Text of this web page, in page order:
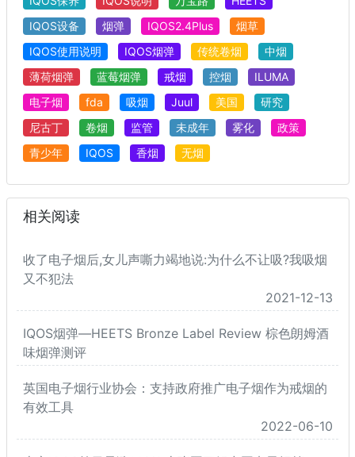
IQOS设备
烟弹 IQOS2.4Plus
烟草
IQOS使用说明
IQOS烟弹 传统卷烟
中烟
薄荷烟弹
蓝莓烟弹 戒烟 控烟
ILUMA
电子烟
fda 吸烟 Juul 美国
研究
尼古丁
卷烟 监管 未成年 雾化
政策
青少年
IQOS 香烟 无烟
相关阅读
收了电子烟后,女儿声嘶力竭地说:为什么不让吸?我吸烟
又不犯法
2021-12-13
IQOS烟弹—HEETS Bronze Label Review 棕色朗姆酒
味烟弹测评
英国电子烟行业协会：支持政府推广电子烟作为戒烟的
有效工具
2022-06-10